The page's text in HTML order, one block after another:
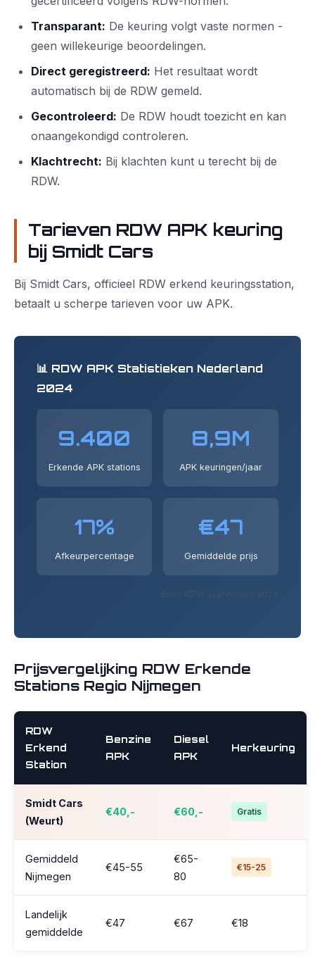
Transparant: De keuring volgt vaste normen -
geen willekeurige beoordelingen.
Direct geregistreerd: Het resultaat wordt
automatisch bij de RDW gemeld.
Gecontroleerd: De RDW houdt toezicht en kan
onaangekondigd controleren.
Klachtrecht: Bij klachten kunt u terecht bij de
RDW.
Tarieven RDW APK keuring
bij Smidt Cars
Bij Smidt Cars, officieel RDW erkend keuringsstation,
betaalt u scherpe tarieven voor uw APK.
📊 RDW APK Statistieken Nederland
2024
9.400
Erkende APK stations
8,9M
APK keuringen/jaar
17%
Afkeurpercentage
€47
Gemiddelde prijs
Bron: RDW Jaarverslag 2024
Prijsvergelijking RDW Erkende
Stations Regio Nijmegen
RDW
Erkend
Station
Benzine
APK
Diesel
APK
Herkeuring
Smidt Cars
(Weurt)
€40,- €60,- Gratis
Gemiddeld
Nijmegen
€45-55
€65-
80
€15-25
Landelijk
gemiddelde
€47 €67 €18